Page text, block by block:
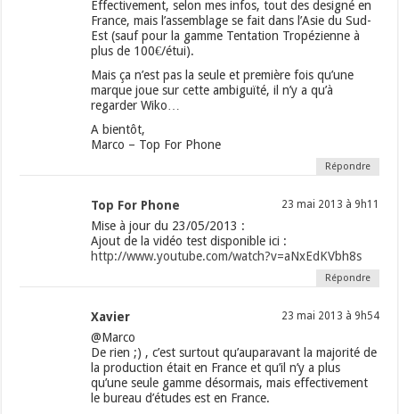
Effectivement, selon mes infos, tout des designé en
France, mais l’assemblage se fait dans l’Asie du Sud-
Est (sauf pour la gamme Tentation Tropézienne à
plus de 100€/étui).
Mais ça n’est pas la seule et première fois qu’une
marque joue sur cette ambiguïté, il n’y a qu’à
regarder Wiko…
A bientôt,
Marco – Top For Phone
Répondre
Top For Phone 23 mai 2013 à 9h11
Mise à jour du 23/05/2013 :
Ajout de la vidéo test disponible ici :
http://www.youtube.com/watch?v=aNxEdKVbh8s
Répondre
Xavier 23 mai 2013 à 9h54
@Marco
De rien ;) , c’est surtout qu’auparavant la majorité de
la production était en France et qu’il n’y a plus
qu’une seule gamme désormais, mais effectivement
le bureau d’études est en France.